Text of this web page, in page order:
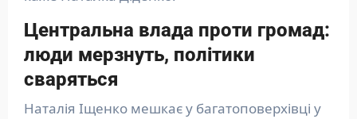
Центральна влада проти громад:
люди мерзнуть, політики
сваряться
Наталія Іщенко мешкає у багатоповерхівці у